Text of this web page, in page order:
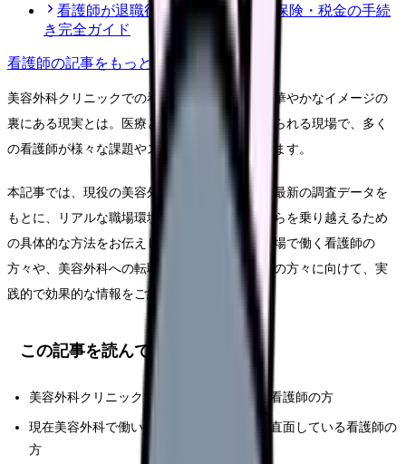
看護師が退職後にやるべき年金・保険・税金の手続
き完全ガイド
看護師の記事をもっと見る
美容外科クリニックでの看護師としての勤務。華やかなイメージの
裏にある現実とは。医療と美容の専門性が求められる現場で、多く
の看護師が様々な課題やストレスに直面しています。
本記事では、現役の美容外科看護師への取材と最新の調査データを
もとに、リアルな職場環境や課題、そしてそれらを乗り越えるため
の具体的な方法をお伝えします。美容医療の現場で働く看護師の
方々や、美容外科への転職を考えている看護師の方々に向けて、実
践的で効果的な情報をご紹介します。
この記事を読んでほしい人
美容外科クリニックでの勤務に関心がある看護師の方
現在美容外科で働いており職場での課題に直面している看護師の
方